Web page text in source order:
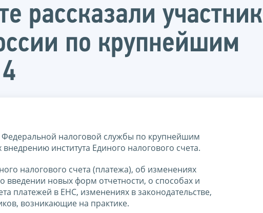
рассказали
по крупнейшим
налоговой службы по крупнейшим
института Единого налогового счета.
налогового счета (платежа), об изменениях
введении новых форм отчетности, о способах и
платежей в ЕНС, изменениях в законодательстве,
возникающие на практике.